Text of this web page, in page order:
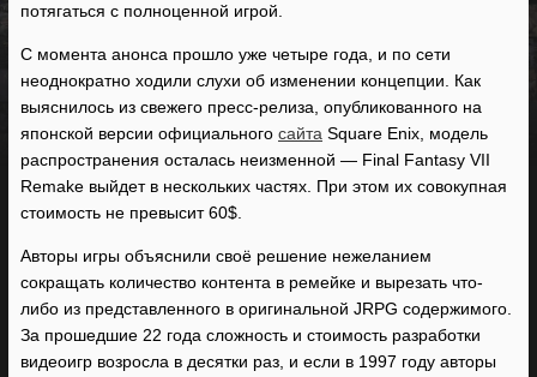
потягаться с полноценной игрой.
С момента анонса прошло уже четыре года, и по сети
неоднократно ходили слухи об изменении концепции. Как
выяснилось из свежего пресс-релиза, опубликованного на
японской версии официального сайта Square Enix, модель
распространения осталась неизменной — Final Fantasy VII
Remake выйдет в нескольких частях. При этом их совокупная
стоимость не превысит 60$.
Авторы игры объяснили своё решение нежеланием
сокращать количество контента в ремейке и вырезать что-
либо из представленного в оригинальной JRPG содержимого.
За прошедшие 22 года сложность и стоимость разработки
видеоигр возросла в десятки раз, и если в 1997 году авторы